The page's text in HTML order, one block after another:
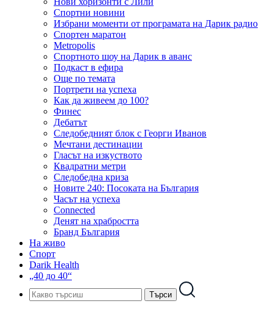
Спортни новини
Избрани моменти от програмата на Дарик радио
Спортен маратон
Metropolis
Спортното шоу на Дарик в аванс
Подкаст в ефира
Още по темата
Портрети на успеха
Как да живеем до 100?
Финес
Дебатът
Следобедният блок с Георги Иванов
Мечтани дестинации
Гласът на изкуството
Квадратни метри
Следобедна криза
Новите 240: Посоката на България
Часът на успеха
Connected
Денят на храбростта
Бранд България
На живо
Спорт
Darik Health
„40 до 40“